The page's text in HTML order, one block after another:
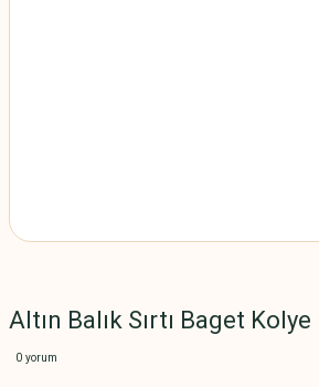
Altın Balık Sırtı Baget Kolye
0 yorum